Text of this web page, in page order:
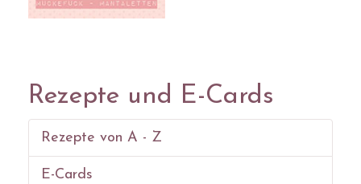
Rezepte und E-Cards
Rezepte von A - Z
E-Cards